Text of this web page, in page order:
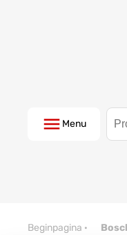
Menu
Beginpagina ·